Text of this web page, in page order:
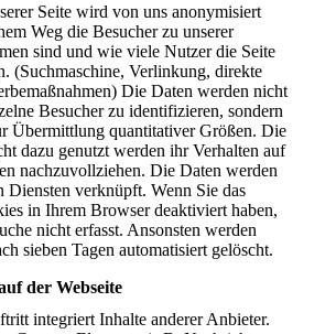
Seite wird von uns anonymisiert
Weg die Besucher zu unserer
sind und wie viele Nutzer die Seite
(Suchmaschine, Verlinkung, direkte
Die Daten werden nicht
Besucher zu identifizieren, sondern
Übermittlung quantitativer Größen. Die
dazu genutzt werden ihr Verhalten auf
nachzuvollziehen. Die Daten werden
Diensten verknüpft. Wenn Sie das
in Ihrem Browser deaktiviert haben,
nicht erfasst. Ansonsten werden
sieben Tagen automatisiert gelöscht.
der Webseite
integriert Inhalte anderer Anbieter.